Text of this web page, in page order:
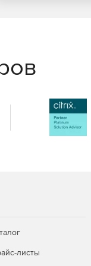
из
легко
на
их цифровой
Необходимо
листы